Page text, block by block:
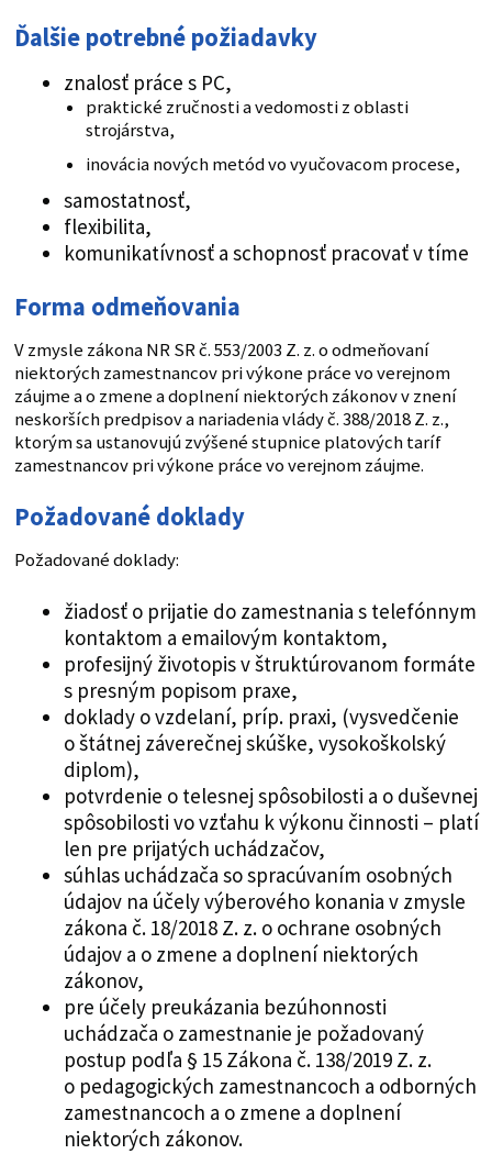
Ďalšie potrebné požiadavky
znalosť práce s PC,
praktické zručnosti a vedomosti z oblasti
strojárstva,
inovácia nových metód vo vyučovacom procese,
samostatnosť,
flexibilita,
komunikatívnosť a schopnosť pracovať v tíme
Forma odmeňovania
V zmysle zákona NR SR č. 553/2003 Z. z. o odmeňovaní
niektorých zamestnancov pri výkone práce vo verejnom
záujme a o zmene a doplnení niektorých zákonov v znení
neskorších predpisov a nariadenia vlády č. 388/2018 Z. z.,
ktorým sa ustanovujú zvýšené stupnice platových taríf
zamestnancov pri výkone práce vo verejnom záujme.
Požadované doklady
Požadované doklady:
žiadosť o prijatie do zamestnania s telefónnym
kontaktom a emailovým kontaktom,
profesijný životopis v štruktúrovanom formáte
s presným popisom praxe,
doklady o vzdelaní, príp. praxi, (vysvedčenie
o štátnej záverečnej skúške, vysokoškolský
diplom),
potvrdenie o telesnej spôsobilosti a o duševnej
spôsobilosti vo vzťahu k výkonu činnosti – platí
len pre prijatých uchádzačov,
súhlas uchádzača so spracúvaním osobných
údajov na účely výberového konania v zmysle
zákona č. 18/2018 Z. z. o ochrane osobných
údajov a o zmene a doplnení niektorých
zákonov,
pre účely preukázania bezúhonnosti
uchádzača o zamestnanie je požadovaný
postup podľa § 15 Zákona č. 138/2019 Z. z.
o pedagogických zamestnancoch a odborných
zamestnancoch a o zmene a doplnení
niektorých zákonov.